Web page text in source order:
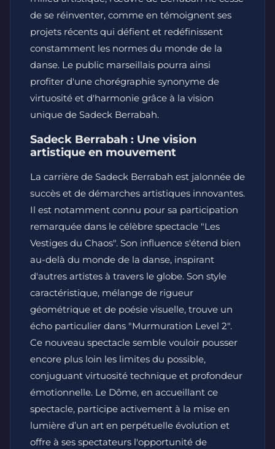
de se réinventer, comme en témoignent ses
projets récents qui défient et redéfinissent
constamment les normes du monde de la
danse. Le public marseillais pourra ainsi
profiter d'une chorégraphie synonyme de
virtuosité et d'harmonie grâce à la vision
unique de Sadeck Berrabah.
Sadeck Berrabah : Une vision
artistique en mouvement
La carrière de Sadeck Berrabah est jalonnée de
succès et de démarches artistiques innovantes.
Il est notamment connu pour sa participation
remarquée dans le célèbre spectacle "Les
Vestiges du Chaos". Son influence s'étend bien
au-delà du monde de la danse, inspirant
d'autres artistes à travers le globe. Son style
caractéristique, mélange de rigueur
géométrique et de poésie visuelle, trouve un
écho particulier dans "Murmuration Level 2".
Ce nouveau spectacle semble vouloir pousser
encore plus loin les limites du possible,
conjuguant virtuosité technique et profondeur
émotionnelle. Le Dôme, en accueillant ce
spectacle, participe activement à la mise en
lumière d’un art en perpétuelle évolution et
offre à ses spectateurs l'opportunité de